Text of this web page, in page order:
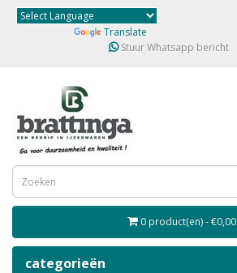
Translate
Stuur Whatsapp bericht
0 product(en) - €0,00
categorieën